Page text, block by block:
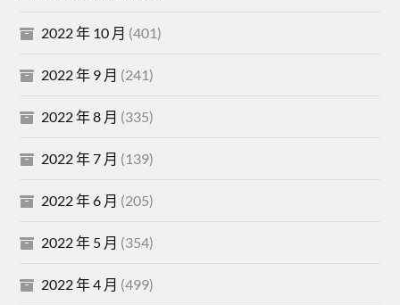
2022 年 10 月 (401)
2022 年 9 月 (241)
2022 年 8 月 (335)
2022 年 7 月 (139)
2022 年 6 月 (205)
2022 年 5 月 (354)
2022 年 4 月 (499)